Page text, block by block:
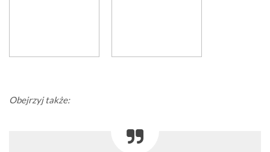
Obejrzyj także: